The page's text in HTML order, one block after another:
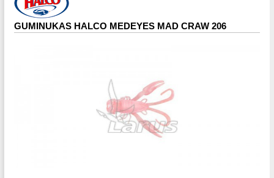
GUMINUKAS HALCO MEDEYES MAD CRAW 206